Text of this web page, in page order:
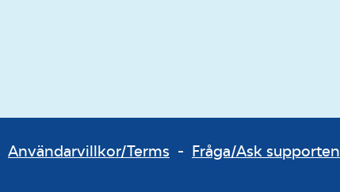
Användarvillkor/Terms - Fråga/Ask supporten